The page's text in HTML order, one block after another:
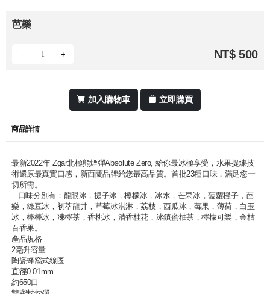
芭樂
- + NT$ 500
加入購物車 立即購買
商品詳情
最新2022年 Zgar北極熊煙彈Absolute Zero, 給你最冰極享受，水果提煉技
術還原最真實口感，新西蘭品牌給您最高品質。首批23種口味，滿足您一
切所需。
口味分別有：龍眼冰，提子冰，檸檬冰，冰水，芒果冰，菠蘿橙子，芭
樂，綠豆冰，初萃龍井，草莓冰淇淋，荔枝，西瓜冰，莓果，薄荷，白玉
冰，棒棒冰，凍檸茶，香桃冰，清香桂花，冰鎮蜜柚茶，檸檬可樂，金桔
百香果。
產品規格
2毫升容量
陶瓷蜂窩式線圈
直徑0.01mm
約650口